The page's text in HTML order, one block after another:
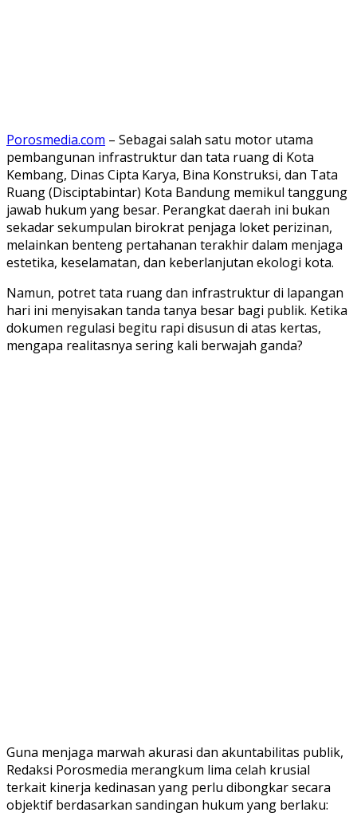
Porosmedia.com – Sebagai salah satu motor utama
pembangunan infrastruktur dan tata ruang di Kota
Kembang, Dinas Cipta Karya, Bina Konstruksi, dan Tata
Ruang (Disciptabintar) Kota Bandung memikul tanggung
jawab hukum yang besar. Perangkat daerah ini bukan
sekadar sekumpulan birokrat penjaga loket perizinan,
melainkan benteng pertahanan terakhir dalam menjaga
estetika, keselamatan, dan keberlanjutan ekologi kota.
​Namun, potret tata ruang dan infrastruktur di lapangan
hari ini menyisakan tanda tanya besar bagi publik. Ketika
dokumen regulasi begitu rapi disusun di atas kertas,
mengapa realitasnya sering kali berwajah ganda?
​Guna menjaga marwah akurasi dan akuntabilitas publik,
Redaksi Porosmedia merangkum lima celah krusial
terkait kinerja kedinasan yang perlu dibongkar secara
objektif berdasarkan sandingan hukum yang berlaku: